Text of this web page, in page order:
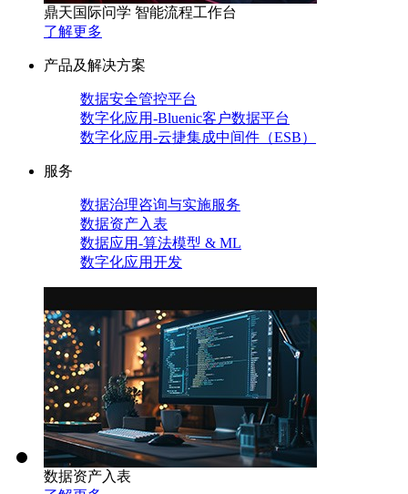
鼎天国际问学 智能流程工作台
了解更多
产品及解决方案
数据安全管控平台
数字化应用-Bluenic客户数据平台
数字化应用-云捷集成中间件（ESB）
服务
数据治理咨询与实施服务
数据资产入表
数据应用-算法模型 & ML
数字化应用开发
数据资产入表